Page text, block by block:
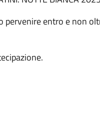
pervenire entro e non